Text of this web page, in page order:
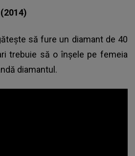
să fure un diamant de 40
trebuie să o înşele pe femeia
diamantul.